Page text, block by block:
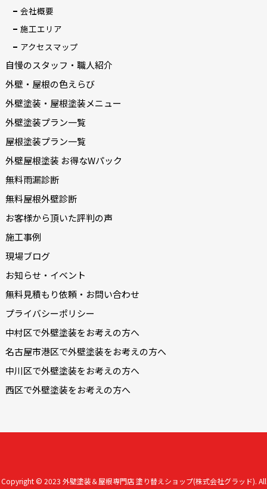
会社概要
施工エリア
アクセスマップ
自慢のスタッフ・職人紹介
外壁・屋根の色えらび
外壁塗装・屋根塗装メニュー
外壁塗装プラン一覧
屋根塗装プラン一覧
外壁屋根塗装 お得なWパック
無料雨漏診断
無料屋根外壁診断
お客様から頂いた評判の声
施工事例
現場ブログ
お知らせ・イベント
無料見積もり依頼・お問い合わせ
プライバシーポリシー
中村区で外壁塗装をお考えの方へ
名古屋市港区で外壁塗装をお考えの方へ
中川区で外壁塗装をお考えの方へ
西区で外壁塗装をお考えの方へ
Copyright © 2023 外壁塗装＆屋根専門店 塗り替えショップ(株式会社グラッド). All